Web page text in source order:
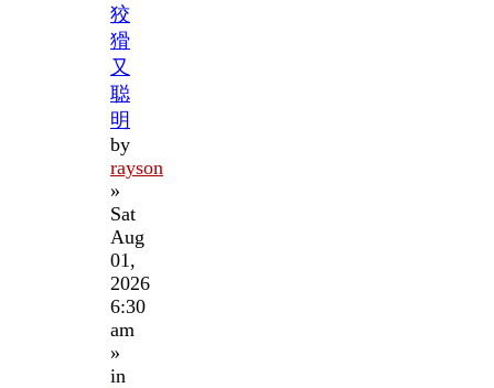
狡
猾
又
聪
明
by
rayson
»
Sat
Aug
01,
2026
6:30
am
»
in